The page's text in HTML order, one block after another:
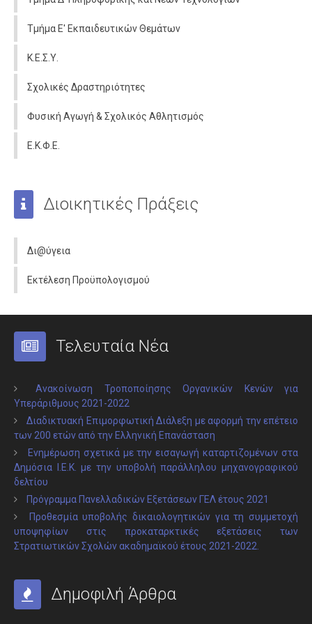
Τμήμα Ε' Εκπαιδευτικών Θεμάτων
Κ.Ε.Σ.Υ.
Σχολικές Δραστηριότητες
Φυσική Αγωγή & Σχολικός Αθλητισμός
Ε.Κ.Φ.Ε.
Διοικητικές Πράξεις
Δι@ύγεια
Εκτέλεση Προϋπολογισμού
Τελευταία Νέα
Ανακοίνωση Τροποποίησης Οργανικών Κενών για
Υπεράριθμους 2021-2022
Διαδικτυακή Επιμορφωτική Διάλεξη με αφορμή την επέτειο
των 200 ετών από την Ελληνική Επανάσταση
Ενημέρωση σχετικά με την εισαγωγή καταρτιζομένων στα
Δημόσια Ι.Ε.Κ. με την υποβολή παράλληλου μηχανογραφικού
δελτίου
Πρόγραμμα Πανελλαδικών Εξετάσεων ΓΕΛ έτους 2021
Προθεσμία υποβολής δικαιολογητικών για τη συμμετοχή
υποψηφίων στις προκαταρκτικές εξετάσεις των
Στρατιωτικών Σχολών ακαδημαϊκού έτους 2021-2022.
Δημοφιλή Άρθρα